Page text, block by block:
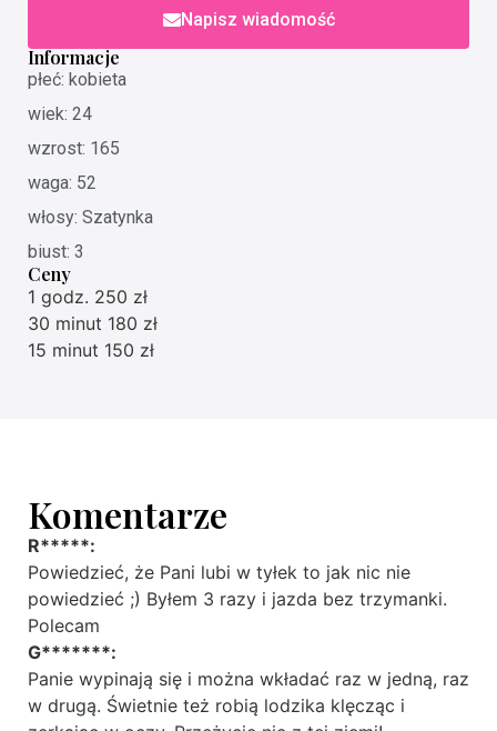
Napisz wiadomość
Informacje
płeć: kobieta
wiek: 24
wzrost: 165
waga: 52
włosy: Szatynka
biust: 3
Ceny
1 godz. 250 zł
30 minut 180 zł
15 minut 150 zł
Komentarze
R*****:
Powiedzieć, że Pani lubi w tyłek to jak nic nie
powiedzieć ;) Byłem 3 razy i jazda bez trzymanki.
Polecam
G*******:
Panie wypinają się i można wkładać raz w jedną, raz
w drugą. Świetnie też robią lodzika klęcząc i